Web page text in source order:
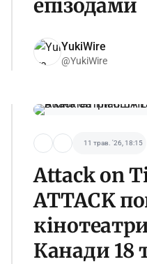
епізодами
YukiWire
@YukiWire
11 трав. '26, 18:15
Attack on
ATTACK
Канади 18